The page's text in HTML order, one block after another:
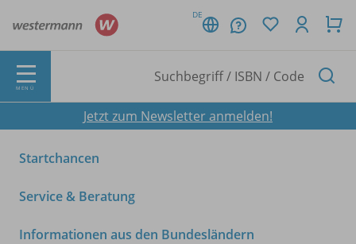
DE
MENÜ
Jetzt zum Newsletter anmelden!
Startchancen
Service & Beratung
Informationen aus den Bundesländern